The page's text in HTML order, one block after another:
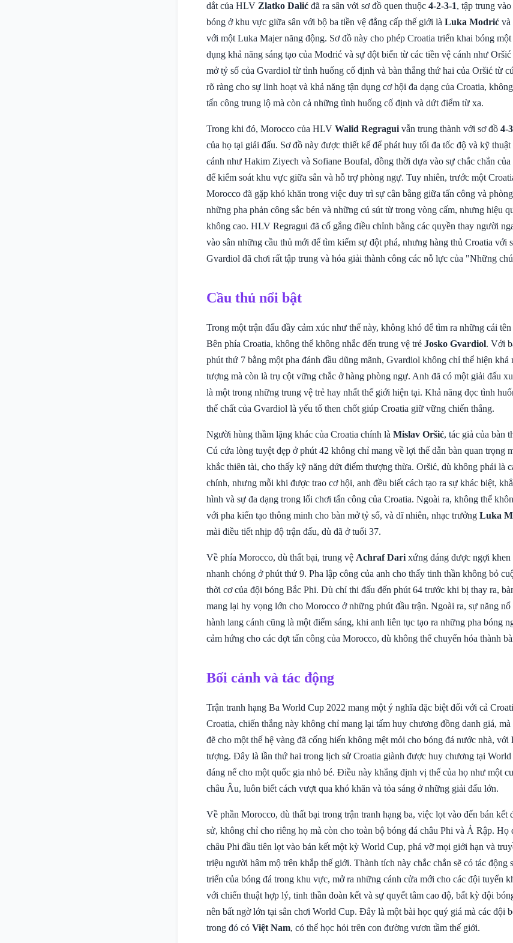
dắt của HLV Zlatko Dalić đã ra sân với sơ đồ quen thuộc 4-2-3-1, tập trung
bóng ở khu vực giữa sân với bộ ba tiền vệ đẳng cấp thế giới là Luka Modrić và
với một Luka Majer năng động. Sơ đồ này cho phép Croatia triển khai bóng một
dụng khả năng sáng tạo của Modrić và sự đột biến từ các tiền vệ cánh như
mở tỷ số của Gvardiol từ tình huống cố định và bàn thắng thứ hai của Oršić từ
rõ ràng cho sự linh hoạt và khả năng tận dụng cơ hội đa dạng của Croatia,
tấn công trung lộ mà còn cả những tình huống cố định và dứt điểm từ xa.
Trong khi đó, Morocco của HLV Walid Regragui vẫn trung thành với sơ đồ 4-
của họ tại giải đấu. Sơ đồ này được thiết kế để phát huy tối đa tốc độ và kỹ thuật
cánh như Hakim Ziyech và Sofiane Boufal, đồng thời dựa vào sự chắc chắn
để kiểm soát khu vực giữa sân và hỗ trợ phòng ngự. Tuy nhiên, trước một
Morocco đã gặp khó khăn trong việc duy trì sự cân bằng giữa tấn công và
những pha phản công sắc bén và những cú sút từ trong vòng cấm, nhưng hiệu
không cao. HLV Regragui đã cố gắng điều chỉnh bằng các quyền thay người
vào sân những cầu thủ mới để tìm kiếm sự đột phá, nhưng hàng thủ Croatia với
Gvardiol đã chơi rất tập trung và hóa giải thành công các nỗ lực của "Những
Cầu thủ nổi bật
Trong một trận đấu đầy cảm xúc như thế này, không khó để tìm ra những cái tên
Bên phía Croatia, không thể không nhắc đến trung vệ trẻ Josko Gvardiol. Với
phút thứ 7 bằng một pha đánh đầu dũng mãnh, Gvardiol không chỉ thể hiện khả
tượng mà còn là trụ cột vững chắc ở hàng phòng ngự. Anh đã có một giải đấu
là một trong những trung vệ trẻ hay nhất thế giới hiện tại. Khả năng đọc tình
thể chất của Gvardiol là yếu tố then chốt giúp Croatia giữ vững chiến thắng.
Người hùng thầm lặng khác của Croatia chính là Mislav Oršić, tác giả của bàn
Cú cứa lòng tuyệt đẹp ở phút 42 không chỉ mang về lợi thế dẫn bàn quan trọng
khắc thiên tài, cho thấy kỹ năng dứt điểm thượng thừa. Oršić, dù không phải là
chính, nhưng mỗi khi được trao cơ hội, anh đều biết cách tạo ra sự khác biệt,
hình và sự đa dạng trong lối chơi tấn công của Croatia. Ngoài ra, không thể
với pha kiến tạo thông minh cho bàn mở tỷ số, và dĩ nhiên, nhạc trưởng Luka
mài điều tiết nhịp độ trận đấu, dù đã ở tuổi 37.
Về phía Morocco, dù thất bại, trung vệ Achraf Dari xứng đáng được ngợi khen
nhanh chóng ở phút thứ 9. Pha lập công của anh cho thấy tinh thần không bỏ
thời cơ của đội bóng Bắc Phi. Dù chỉ thi đấu đến phút 64 trước khi bị thay ra,
mang lại hy vọng lớn cho Morocco ở những phút đầu trận. Ngoài ra, sự năng nổ
hành lang cánh cũng là một điểm sáng, khi anh liên tục tạo ra những pha bóng
cảm hứng cho các đợt tấn công của Morocco, dù không thể chuyển hóa thành
Bối cảnh và tác động
Trận tranh hạng Ba World Cup 2022 mang một ý nghĩa đặc biệt đối với cả
Croatia, chiến thắng này không chỉ mang lại tấm huy chương đồng danh giá,
đẽ cho một thế hệ vàng đã cống hiến không mệt mỏi cho bóng đá nước nhà, với
tượng. Đây là lần thứ hai trong lịch sử Croatia giành được huy chương tại
đáng nể cho một quốc gia nhỏ bé. Điều này khẳng định vị thế của họ như một
châu Âu, luôn biết cách vượt qua khó khăn và tỏa sáng ở những giải đấu lớn.
Về phần Morocco, dù thất bại trong trận tranh hạng ba, việc lọt vào đến bán kết
sử, không chỉ cho riêng họ mà còn cho toàn bộ bóng đá châu Phi và Ả Rập. Họ
châu Phi đầu tiên lọt vào bán kết một kỳ World Cup, phá vỡ mọi giới hạn và
triệu người hâm mộ trên khắp thế giới. Thành tích này chắc chắn sẽ có tác động
triển của bóng đá trong khu vực, mở ra những cánh cửa mới cho các đội tuyển
với chiến thuật hợp lý, tinh thần đoàn kết và sự quyết tâm cao độ, bất kỳ đội
nên bất ngờ lớn tại sân chơi World Cup. Đây là một bài học quý giá mà các đội
trong đó có Việt Nam, có thể học hỏi trên con đường vươn tầm thế giới.